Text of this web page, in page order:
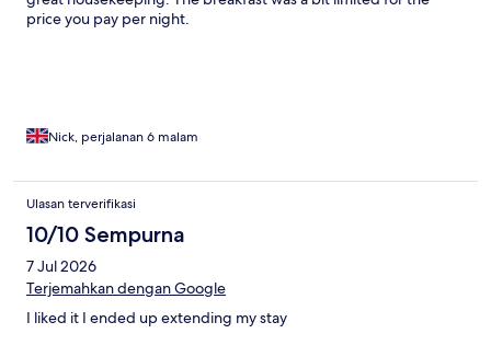
price you pay per night.
Nick, perjalanan 6 malam
Ulasan terverifikasi
10/10 Sempurna
7 Jul 2026
Terjemahkan dengan Google
I liked it I ended up extending my stay